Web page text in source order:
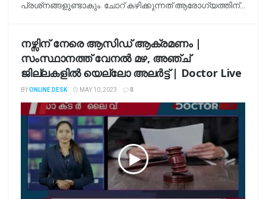
പ്രശ്‌നങ്ങളുണ്ടാകും. ചോറ് കഴിക്കുന്നത് ആരോഗ്യത്തിന്...
നഴ്സിന് നേരെ ആസിഡ് ആക്രമണം |
സംസ്ഥാനത്ത് വേനൽ മഴ, അഞ്ച്
ജില്ലകളിൽ യെല്ലോ അലർട്ട് | Doctor Live
BYONLINE DESK MAY 10, 2023 0